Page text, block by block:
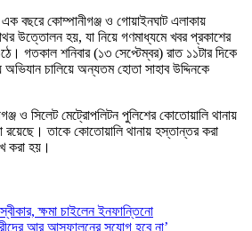
বছরে কোম্পানীগঞ্জ ও গোয়াইনঘাট এলাকায়
উত্তোলন হয়, যা নিয়ে গণমাধ্যমে খবর প্রকাশের
গতকাল শনিবার (১৩ সেপ্টেম্বর) রাত ১১টার দিকে
অভিযান চালিয়ে অন্যতম হোতা সাহাব উদ্দিনকে
ও সিলেট মেট্রোপলিটন পুলিশের কোতোয়ালি থানায়
তাকে কোতোয়ালি থানায় হস্তান্তর করা
করা হয়।
ক্ষমা চাইলেন ইনফান্তিনো
আর আস্ফালনের সুযোগ হবে না’